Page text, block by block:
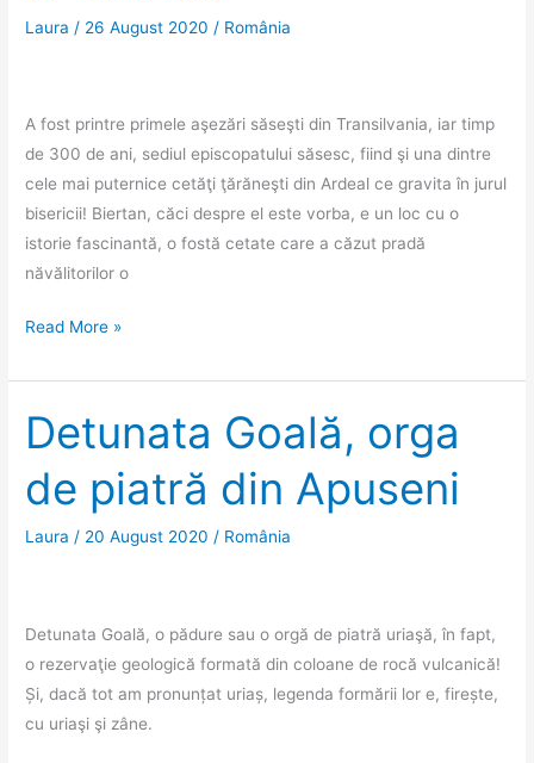
Laura / 26 August 2020 / România
A fost printre primele aşezări săseşti din Transilvania, iar timp
de 300 de ani, sediul episcopatului săsesc, fiind şi una dintre
cele mai puternice cetăţi ţărăneşti din Ardeal ce gravita în jurul
bisericii! Biertan, căci despre el este vorba, e un loc cu o
istorie fascinantă, o fostă cetate care a căzut pradă
năvălitorilor o
Biserica
de
la
Biertan
Read More »
Detunata Goală, orga
de piatră din Apuseni
Laura/ 20 August 2020/ România
Detunata Goală, o pădure sau o orgă de piatră uriaşă, în fapt,
o rezervaţie geologică formată din coloane de rocă vulcanică!
Și, dacă tot am pronunțat uriaș, legenda formării lor e, firește,
cu uriaşi şi zâne.